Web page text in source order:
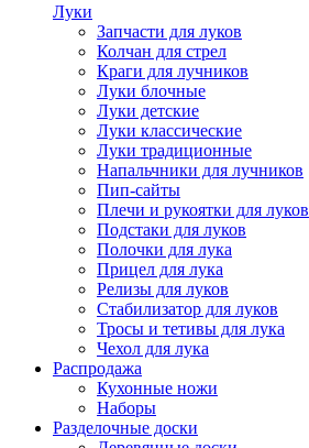
Луки
Запчасти для луков
Колчан для стрел
Краги для лучников
Луки блочные
Луки детские
Луки классические
Луки традиционные
Напальчники для лучников
Пип-сайты
Плечи и рукоятки для луков
Подстаки для луков
Полочки для лука
Прицел для лука
Релизы для луков
Стабилизатор для луков
Тросы и тетивы для лука
Чехол для лука
Распродажа
Кухонные ножи
Наборы
Разделочные доски